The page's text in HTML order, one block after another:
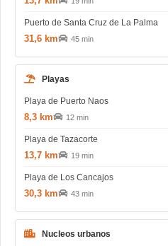
Puerto de Santa Cruz de La Palma
31,6 km 45 min
Playas
Playa de Puerto Naos
8,3 km 12 min
Playa de Tazacorte
13,7 km 19 min
Playa de Los Cancajos
30,3 km 43 min
Nucleos urbanos